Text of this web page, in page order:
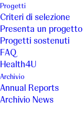
Progetti
Criteri di selezione
Presenta un progetto
Progetti sostenuti
FAQ
Health4U
Archivio
Annual Reports
Archivio News
Luogo
Nazionale